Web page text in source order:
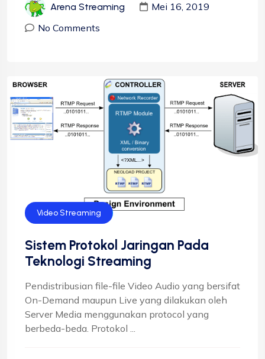
Arena Streaming
Mei 16, 2019
No Comments
Video Streaming
Sistem Protokol Jaringan Pada
Teknologi Streaming
Pendistribusian file-file Video Audio yang bersifat
On-Demand maupun Live yang dilakukan oleh
Server Media menggunakan protocol yang
berbeda-beda. Protokol ...